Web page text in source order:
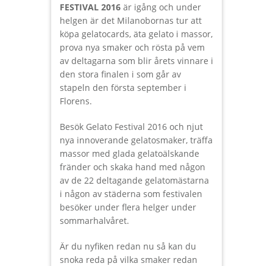
FESTIVAL 2016 är igång och under
helgen är det Milanobornas tur att
köpa gelatocards, äta gelato i massor,
prova nya smaker och rösta på vem
av deltagarna som blir årets vinnare i
den stora finalen i som går av
stapeln den första september i
Florens.
Besök Gelato Festival 2016 och njut
nya innoverande gelatosmaker, träffa
massor med glada gelatoälskande
fränder och skaka hand med någon
av de 22 deltagande gelatomästarna
i någon av städerna som festivalen
besöker under flera helger under
sommarhalvåret.
Är du nyfiken redan nu så kan du
snoka reda på vilka smaker redan